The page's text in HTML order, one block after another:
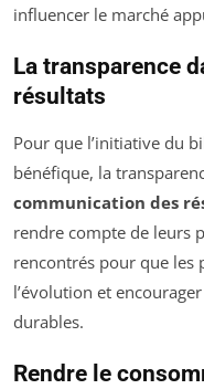
influencer le marché
La transparence
résultats
Pour que l’initiative du
bénéfique, la
communication des
rendre compte de leurs
rencontrés pour que les
l’évolution et
durables.
Rendre le